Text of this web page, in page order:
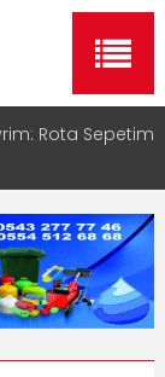
Rota Sepetim
Koltuğunu
ve Yapay Zeka
Öne Çıkın
Hizmete Girdi
Başladı | Hızlı ve
Haber Platformu